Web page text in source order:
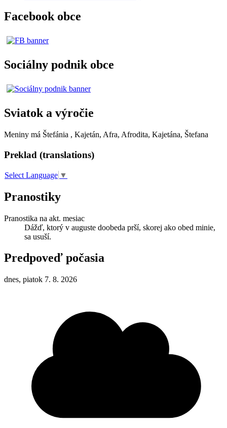
Facebook obce
Sociálny podnik obce
Sviatok a výročie
Meniny má Štefánia , Kajetán, Afra, Afrodita, Kajetána, Štefana
Preklad (translations)
Select Language ▼
Pranostiky
Pranostika na akt. mesiac
Dážď, ktorý v auguste doobeda prší, skorej ako obed minie,
sa usuší.
Predpoveď počasia
dnes, piatok 7. 8. 2026